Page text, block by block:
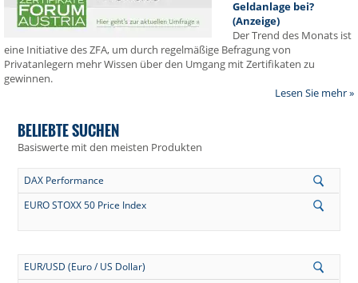
Geldanlage bei?
(Anzeige)
Der Trend des Monats ist
eine Initiative des ZFA, um durch regelmäßige Befragung von
Privatanlegern mehr Wissen über den Umgang mit Zertifikaten zu
gewinnen.
Lesen Sie mehr »
BELIEBTE SUCHEN
Basiswerte mit den meisten Produkten
DAX Performance
EURO STOXX 50 Price Index
EUR/USD (Euro / US Dollar)